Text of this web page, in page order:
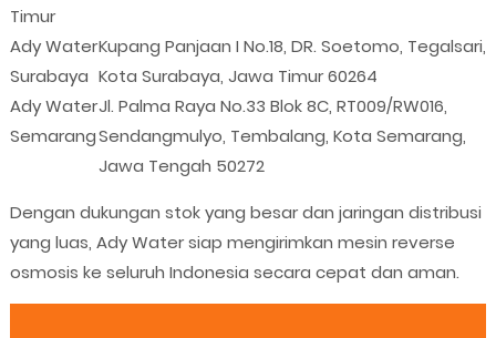
Timur
Ady Water
Surabaya
Kupang Panjaan I No.18, DR. Soetomo, Tegalsari,
Kota Surabaya, Jawa Timur 60264
Ady Water
Semarang
Jl. Palma Raya No.33 Blok 8C, RT009/RW016,
Sendangmulyo, Tembalang, Kota Semarang,
Jawa Tengah 50272
Dengan dukungan stok yang besar dan jaringan distribusi
yang luas, Ady Water siap mengirimkan mesin reverse
osmosis ke seluruh Indonesia secara cepat dan aman.